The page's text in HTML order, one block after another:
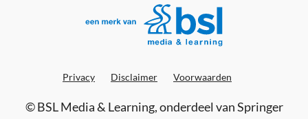
Privacy Disclaimer Voorwaarden
©BSL Media & Learning, onderdeel vanSpringer